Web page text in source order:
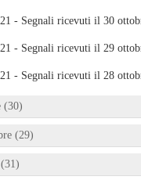
- Segnali ricevuti il 30
- Segnali ricevuti il 29
- Segnali ricevuti il 28
(30)
(29)